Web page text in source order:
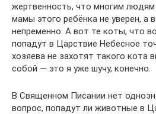
жертвенность, что многим
мамы этого ребёнка не уверен, а
непременно. А вот те коты, что
попадут в Царствие Небесное
хозяева не захотят такого кота
собой — это я уже шучу, конечно.
В Священном Писании нет
вопрос, попадут ли животные в